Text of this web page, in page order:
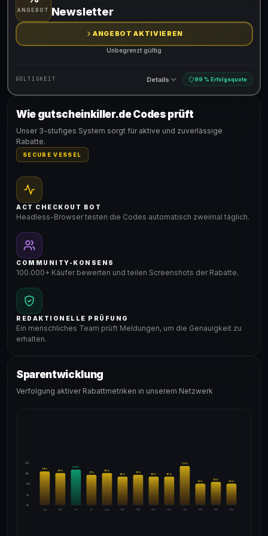
Gültig für teilnehmende Produkte
ANGEBOT Newsletter
ANGEBOT AKTIVIEREN
Unbegrenzt gültig
GÜLTIGKEIT Details 99 % Erfolgsquote
Gültig für teilnehmende Produkte
Wie gutscheinkiller.de Codes prüft
Unser 3-stufiges System sorgt für aktive und zuverlässige
Rabatte.
SECURE VESSEL
ACT CHECKOUT BOT
Headless-Browser testen die Codes automatisch zweimal täglich.
COMMUNITY-KONSENS
100.000+ Käufer bewerten und teilen Screenshots der Rabatte.
REDAKTIONELLE PRÜFUNG
Ein menschliches Team prüft Meldungen, um die Genauigkeit zu
erhalten.
Sparentwicklung
Verfolgung aktiver Rabattmetriken in unserem Netzwerk
24%
18%
12%
6%
0%
Apr
19%
Mai
18%
Jun
20%
Jul
17%
Aug
18%
Sep
16%
Okt
17%
Nov
16%
Dez
16%
Jan
22%
Feb
12%
Mär
13%
Apr
12%